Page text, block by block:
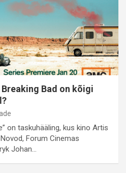
Bad on kõigi
on taskuhääling, kus kino Artis
Forum Cinemas
Johan…